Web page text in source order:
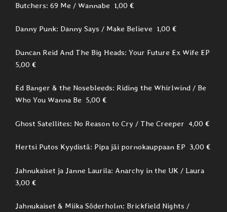
Butchers: 69 Me / Wannabe 1,00 €
Danny Punk: Danny Says / Make Believe 1,00 €
Duncan Reid And The Big Heads: Your Future Ex Wife EP
5,00 €
Ed Banger & the Nosebleeds: Riding the Whirlwind / Be
Who You Wanna Be 5,00 €
Ghost Satellites: No Reason to Cry / The Creeper 4,00 €
Hertsi Putos Kyydistä: Pipa jäi pornokauppaan EP 3,00 €
Jahnukaiset ja Janne Laurila: Anarchy in the UK / Laura
3,00 €
Jahnukaiset & Miika Söderholm: Brickfield Nights /